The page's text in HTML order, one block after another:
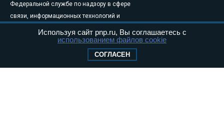
Федеральной службе по надзору в сфере
связи, информационных технологий и
массовых коммуникаций (Роскомнадзор) 05
августа 2011 года. 18+
Свидетельство о регистрации Эл № ФС77-
Используя сайт pnp.ru, Вы соглашаетесь с
использованием файлов cookie
СОГЛАСЕН